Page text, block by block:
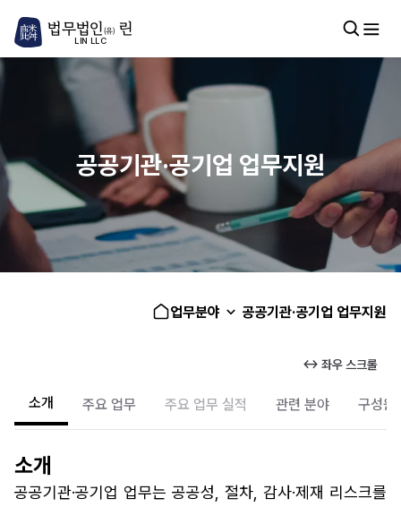
법무법인 (유) 린
LIN LLC
공공기관·공기업 업무지원
업무분야 공공기관·공기업 업무지원
↔ 좌우 스크롤
소개 주요 업무 주요 업무 실적 관련 분야 구성원
소개
공공기관·공기업 업무는 공공성, 절차, 감사·제재 리스크를